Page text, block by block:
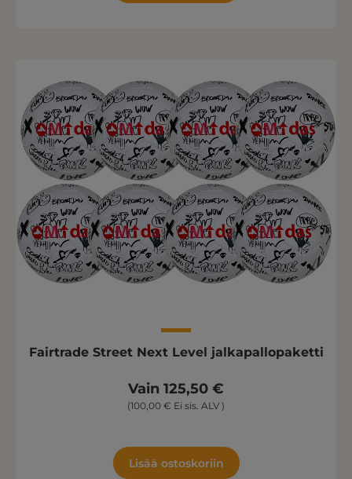
Fairtrade Street Next Level jalkapallopaketti
Vain 125,50 €
(100,00 € Ei sis. ALV )
Lisää ostoskoriin